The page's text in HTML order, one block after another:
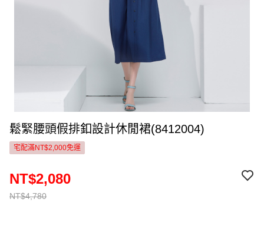
鬆緊腰頭假排釦設計休閒裙(8412004)
宅配滿NT$2,000免運
NT$4,780
NT$2,080